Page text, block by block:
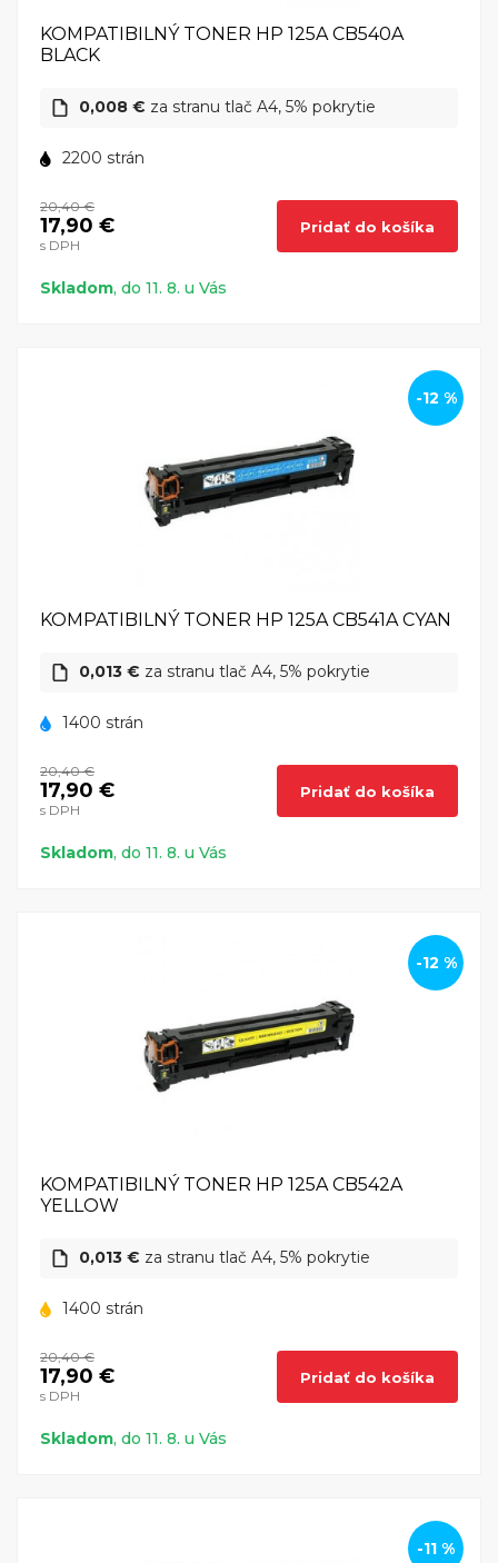
KOMPATIBILNÝ TONER HP 125A CB540A
BLACK
0,008 € za stranu tlač A4, 5% pokrytie
2200 strán
20,40 €
17,90 €
s DPH
Pridať do košíka
Skladom, do 11. 8. u Vás
-12 %
KOMPATIBILNÝ TONER HP 125A CB541A CYAN
0,013 € za stranu tlač A4, 5% pokrytie
1400 strán
20,40 €
17,90 €
s DPH
Pridať do košíka
Skladom, do 11. 8. u Vás
-12 %
KOMPATIBILNÝ TONER HP 125A CB542A
YELLOW
0,013 € za stranu tlač A4, 5% pokrytie
1400 strán
20,40 €
17,90 €
s DPH
Pridať do košíka
Skladom, do 11. 8. u Vás
-11 %